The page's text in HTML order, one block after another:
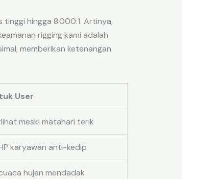
hingga 8.000:1. Artinya,
rigging kami adalah
memberikan ketenangan
User
meski matahari terik
karyawan anti-kedip
hujan mendadak